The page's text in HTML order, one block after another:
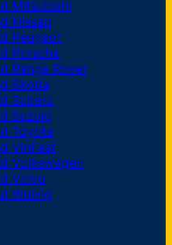
Mitsubishi
Nissan
Peugeot
Porsche
Range Rover
Skoda
Subaru
Suzuki
Toyota
VinFast
Volkswagen
Volvo
Wuling